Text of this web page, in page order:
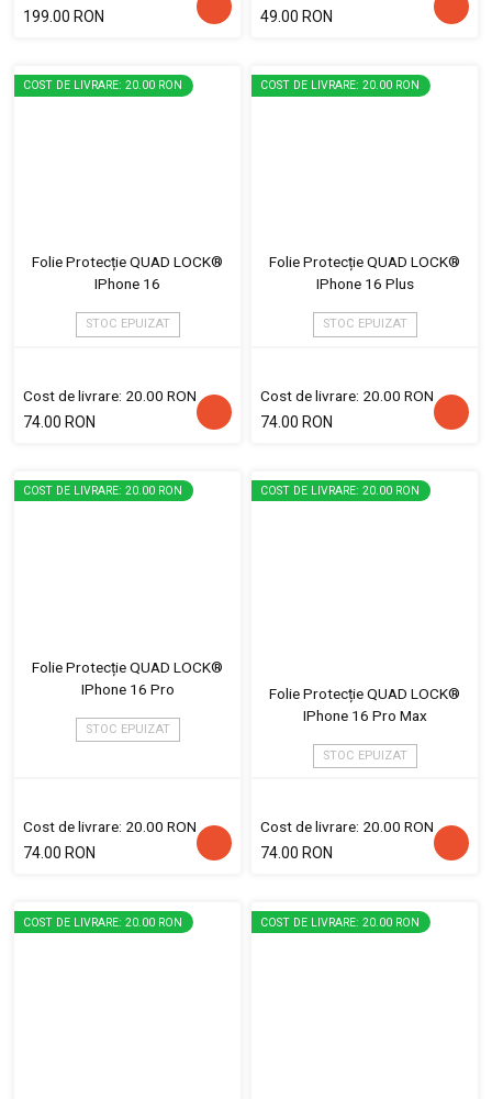
199.00 RON
49.00 RON
COST DE LIVRARE: 20.00 RON
Folie Protecție QUAD LOCK®
IPhone 16
STOC EPUIZAT
Cost de livrare: 20.00 RON
74.00 RON
COST DE LIVRARE: 20.00 RON
Folie Protecție QUAD LOCK®
IPhone 16 Plus
STOC EPUIZAT
Cost de livrare: 20.00 RON
74.00 RON
COST DE LIVRARE: 20.00 RON
Folie Protecție QUAD LOCK®
IPhone 16 Pro
STOC EPUIZAT
Cost de livrare: 20.00 RON
74.00 RON
COST DE LIVRARE: 20.00 RON
Folie Protecție QUAD LOCK®
IPhone 16 Pro Max
STOC EPUIZAT
Cost de livrare: 20.00 RON
74.00 RON
COST DE LIVRARE: 20.00 RON COST DE LIVRARE: 20.00 RON